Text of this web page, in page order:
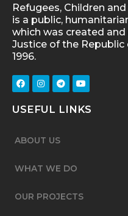
Refugees, Children
is a public,
which was created
Justice of the Republic
1996.
USEFUL LINKS
ABOUT US
WHAT WE DO
OUR PROJECTS